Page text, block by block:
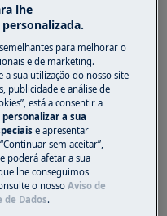
manutenção,
ficha da tomada.
os aparelhos, para
duas pessoas
e calçados fechados.
ou não
de segurança se
lhe
para melhorar o
e de marketing.
sua utilização do nosso site
publicidade e análise de
está a consentir a
personalizar a sua
e apresentar
sem aceitar”,
poderá afetar a sua
lhe conseguimos
o nossoAviso de
de Dados.